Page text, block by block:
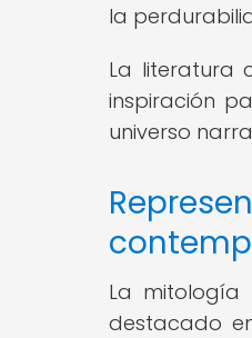
la
La literatura
inspiración
universo
La mitología
destacado